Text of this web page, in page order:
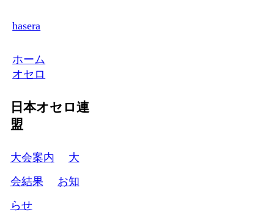
hasera
ホーム
オセロ
日本オセロ連
盟
大会案内
大
会結果
お知
らせ